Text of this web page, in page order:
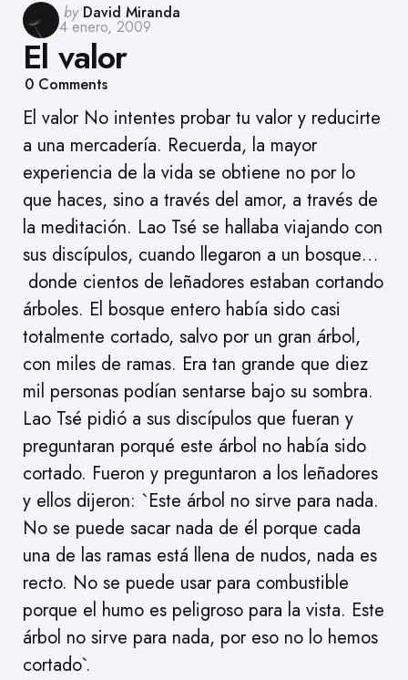
Posted
by
by David Miranda
4 enero, 2009
El valor
0 Comments
El valor No intentes probar tu valor y reducirte
a una mercadería. Recuerda, la mayor
experiencia de la vida se obtiene no por lo
que haces, sino a través del amor, a través de
la meditación. Lao Tsé se hallaba viajando con
sus discípulos, cuando llegaron a un bosque…
donde cientos de leñadores estaban cortando
árboles. El bosque entero había sido casi
totalmente cortado, salvo por un gran árbol,
con miles de ramas. Era tan grande que diez
mil personas podían sentarse bajo su sombra.
Lao Tsé pidió a sus discípulos que fueran y
preguntaran porqué este árbol no había sido
cortado. Fueron y preguntaron a los leñadores
y ellos dijeron: `Este árbol no sirve para nada.
No se puede sacar nada de él porque cada
una de las ramas está llena de nudos, nada es
recto. No se puede usar para combustible
porque el humo es peligroso para la vista. Este
árbol no sirve para nada, por eso no lo hemos
cortado`.